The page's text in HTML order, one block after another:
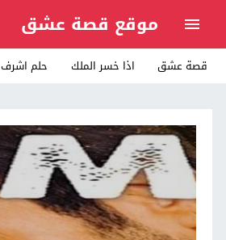
موقع قصة عشق
قصة عشق اذا خسر الملك حلم اشرف